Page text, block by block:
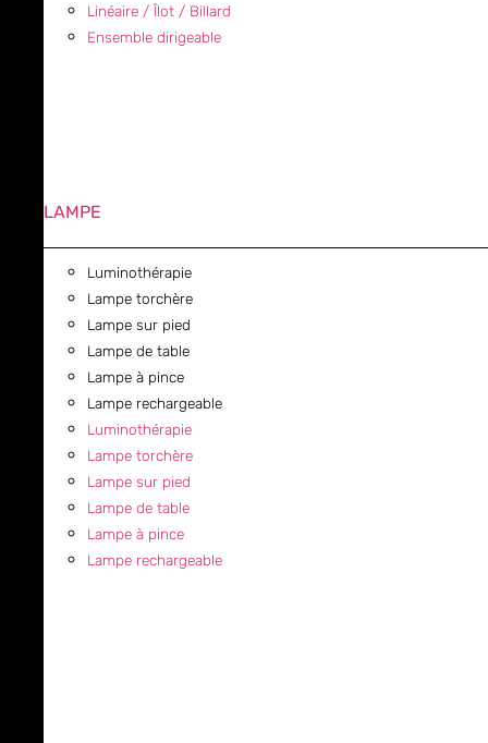
Linéaire / Îlot / Billard
Ensemble dirigeable
LAMPE
Luminothérapie
Lampe torchère
Lampe sur pied
Lampe de table
Lampe à pince
Lampe rechargeable
Luminothérapie
Lampe torchère
Lampe sur pied
Lampe de table
Lampe à pince
Lampe rechargeable